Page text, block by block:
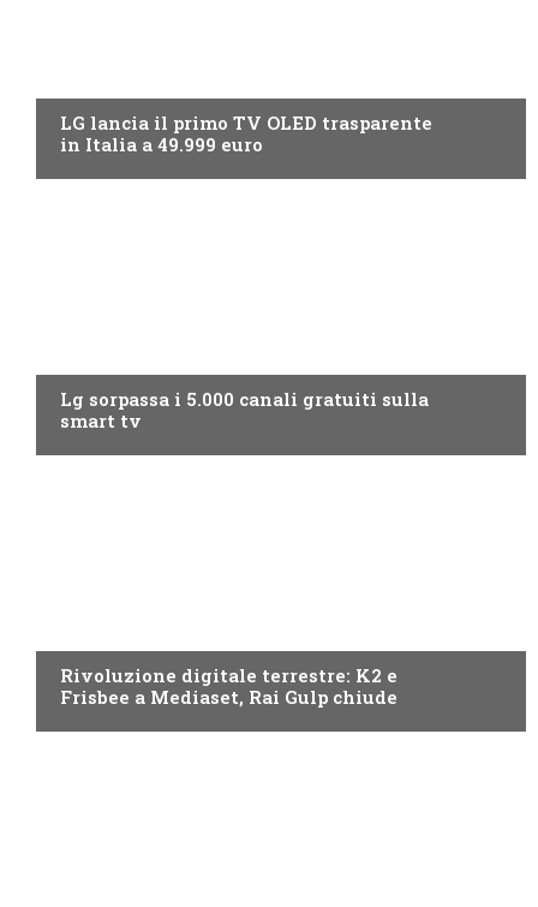
LG lancia il primo TV OLED trasparente
in Italia a 49.999 euro
Lg sorpassa i 5.000 canali gratuiti sulla
smart tv
Rivoluzione digitale terrestre: K2 e
Frisbee a Mediaset, Rai Gulp chiude